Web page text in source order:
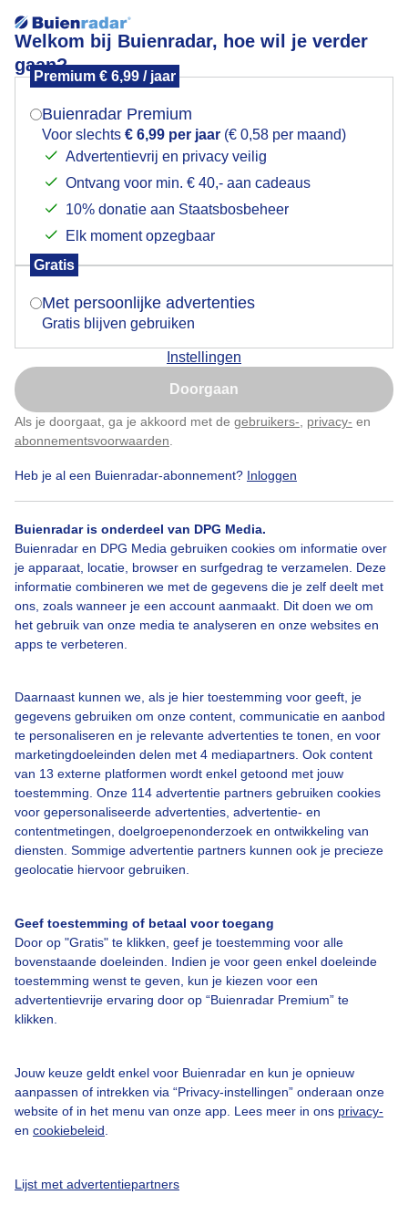
Welkom bij Buienradar, hoe wil je verder
gaan?
Premium € 6,99 / jaar
Buienradar Premium
Voor slechts € 6,99 per jaar (€ 0,58 per maand)
Advertentievrij en privacy veilig
Ontvang voor min. € 40,- aan cadeaus
10% donatie aan Staatsbosbeheer
Elk moment opzegbaar
Gratis
Met persoonlijke advertenties
Gratis blijven gebruiken
Instellingen
Doorgaan
Als je doorgaat, ga je akkoord met de gebruikers- privacy- en
abonnementsvoorwaarden
Heb je al een Buienradar-abonnement? Inloggen
Buienradar is onderdeel van DPG Media.
Buienradar en DPG Media gebruiken cookies om informatie over
je apparaat, locatie, browser en surfgedrag te verzamelen. Deze
informatie combineren we met de gegevens die je zelf deelt met
ons, zoals wanneer je een account aanmaakt. Dit doen we om
het gebruik van onze media te analyseren en onze websites en
apps te verbeteren.
Daarnaast kunnen we, als je hier toestemming voor geeft, je
gegevens gebruiken om onze content, communicatie en aanbod
te personaliseren en je relevante advertenties te tonen, en voor
marketingdoeleinden delen met 4 mediapartners. Ook content
van 13 externe platformen wordt enkel getoond met jouw
toestemming. Onze 114 advertentie partners gebruiken cookies
voor gepersonaliseerde advertenties, advertentie- en
contentmetingen, doelgroepenonderzoek en ontwikkeling van
diensten. Sommige advertentie partners kunnen ook je precieze
geolocatie hiervoor gebruiken.
Geef toestemming of betaal voor toegang
Door op "Gratis" te klikken, geef je toestemming voor alle
bovenstaande doeleinden. Indien je voor geen enkel doeleinde
toestemming wenst te geven, kun je kiezen voor een
advertentievrije ervaring door op “Buienradar Premium” te
klikken.
Jouw keuze geldt enkel voor Buienradar en kun je opnieuw
aanpassen of intrekken via “Privacy-instellingen” onderaan onze
website of in het menu van onze app. Lees meer in ons privacy-
en cookiebeleid
Lijst met advertentiepartners
Herfst in november
verhaal
Bladeren Herfst Zon
Een moment geduld aub...
Over Buienradar
Bedrijfsgegevens
Veelgestelde vragen
Toegankelijkheid
Buienradar Team
Mogen we je locatie gebruiken voor het
Indien je hier nog geen akkoord op hebt gegeven,
verschijnt er zo een pop-up uit je browser waarin
Is goed, toon de popup
Nu niet, misschien later
Klik hierom dit aan te passen